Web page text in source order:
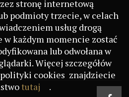
stronę internetową
podmioty trzecie, w celach
usług drogą
każdym momencie zostać
lub odwołana w
Więcej szczegółów
cookies znajdziecie
tutaj .